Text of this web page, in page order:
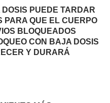
PUEDE TARDAR
PARA QUE EL CUERPO
BLOQUEADOS
CON BAJA DOSIS
Y DURARÁ